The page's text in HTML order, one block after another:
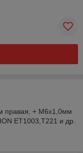
правая, + М6х1,0мм
ET1003,Т221 и др.